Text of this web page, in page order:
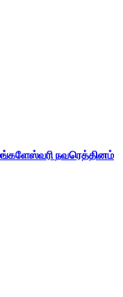
மங்களேஸ்வரி நவரெத்தினம்